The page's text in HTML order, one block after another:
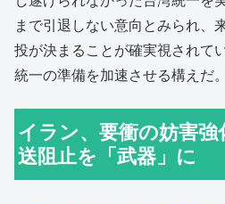
まで引退しない意向とみられ、
投が決まることが確実視されて
統一の準備を加速させる構えだ。
イラン、要衝の妨害
送阻止を「武器」に